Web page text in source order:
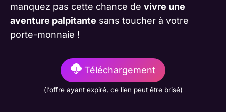
manquez pas cette chance de vivre une
aventure palpitante sans toucher à votre
porte-monnaie !
Téléchargement
(l’offre ayant expiré, ce lien peut être brisé)